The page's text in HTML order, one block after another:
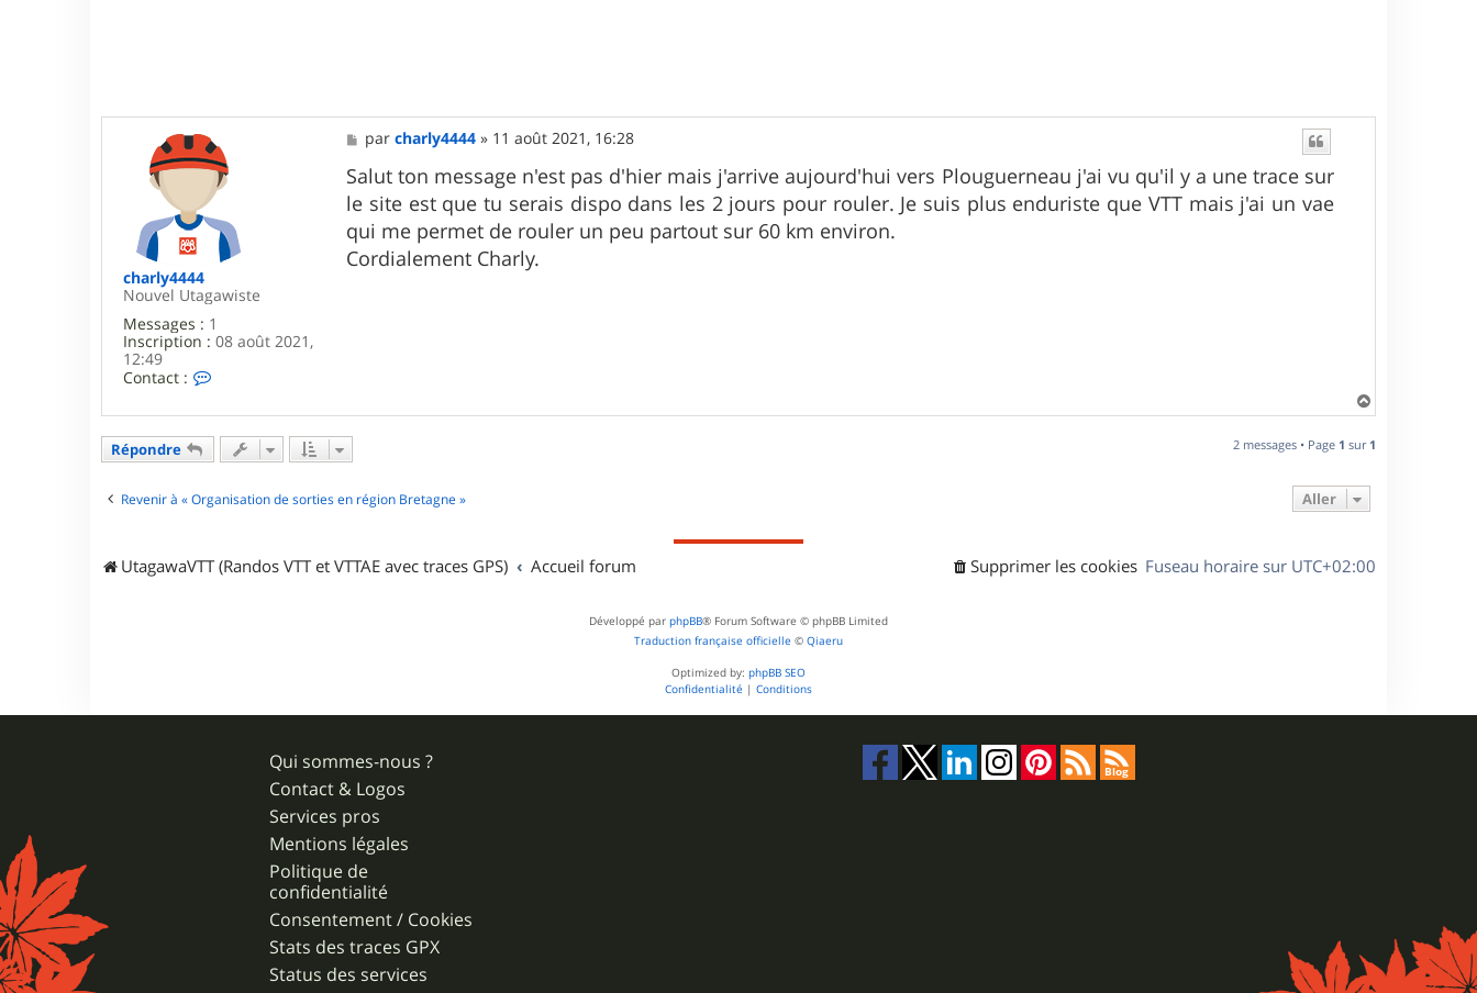
s
r
v
a
t
e
u
r
charly4444
Nouvel Utagawiste
Messages : 1
Inscription : 08 août 2021,
12:49
Contact :
n
c
e
a
M
e
s
s
a
g
e
parcharly4444 » 11 août 2021, 16:28
Salut ton message n'est pas d'hier mais j'arrive aujourd'hui vers Plouguerneau j'ai vu qu'il y a une trace sur
le site est que tu serais dispo dans les 2 jours pour rouler. Je suis plus enduriste que VTT mais j'ai un vae
qui me permet de rouler un peu partout sur 60 km environ.
Cordialement Charly.
a
t
Répondre 2 messages • Page 1 sur 1
Revenir à « Organisation de sorties en région Bretagne » Aller
UtagawaVTT (Randos VTT et VTTAE avec traces GPS) Accueil forum Fuseau horaire sur UTC+02:00
Supprimer les cookies
Développé par phpBB® Forum Software © phpBB Limited
Traduction française officielle © Qiaeru
Optimized by: phpBB SEO
Confidentialité | Conditions
Qui sommes-nous ?
Contact & Logos
Services pros
Mentions légales
Politique de
confidentialité
Consentement / Cookies
Stats des traces GPX
Status des services